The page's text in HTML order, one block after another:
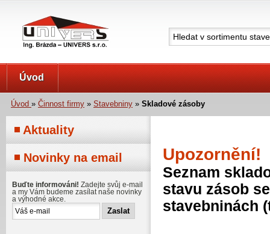
Úvod
Úvod » Činnost firmy » Stavebniny » Skladové zásoby
Upozornění!
Seznam
stavu zásob
stavebninách
Aktuality
Novinky na email
Buďte informováni! Zadejte svůj e-mail
a my Vám budeme zasílat naše novinky
a výhodné akce.